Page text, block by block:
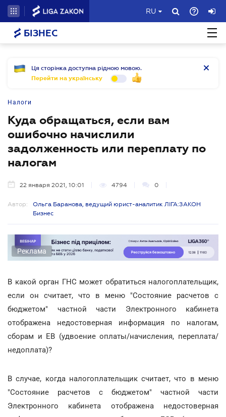
RU
БІЗНЕС
Ця сторінка доступна рідною мовою.
Перейти на українську
Налоги
Куда обращаться, если вам
ошибочно начислили
задолженность или переплату по
налогам
22 января 2021, 10:01 4794 0
Автор:
Ольга Баранова, ведущий юрист-аналитик ЛІГА:ЗАКОН
Бизнес
Реклама
В какой орган ГНС может обратиться налогоплательщик,
если он считает, что в меню "Состояние расчетов с
бюджетом" частной части Электронного кабинета
отображена недостоверная информация по налогам,
сборам и ЕВ (удвоение оплаты/начисления, переплата/
недоплата)?
В случае, когда налогоплательщик считает, что в меню
"Состояние расчетов с бюджетом" частной части
Электронного кабинета отображена недостоверная